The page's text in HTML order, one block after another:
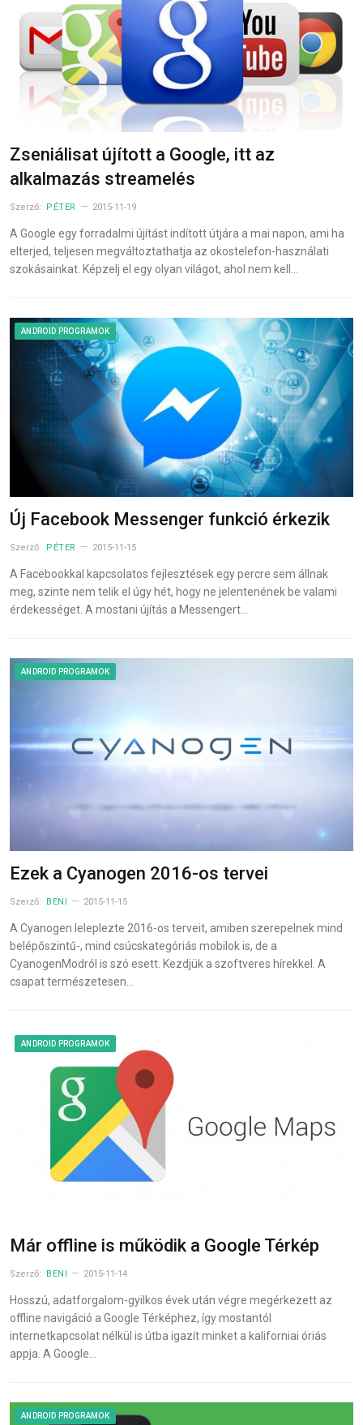
Zseniálisat újított a Google, itt az
alkalmazás streamelés
Szerző: PÉTER 2015-11-19
A Google egy forradalmi újítást indított útjára a mai napon, ami ha
elterjed, teljesen megváltoztathatja az okostelefon-használati
szokásainkat. Képzelj el egy olyan világot, ahol nem kell…
ANDROID PROGRAMOK
Új Facebook Messenger funkció érkezik
Szerző: PÉTER 2015-11-15
A Facebookkal kapcsolatos fejlesztések egy percre sem állnak
meg, szinte nem telik el úgy hét, hogy ne jelentenének be valami
érdekességet. A mostani újítás a Messengert…
ANDROID PROGRAMOK
Ezek a Cyanogen 2016-os tervei
Szerző: BENI 2015-11-15
A Cyanogen leleplezte 2016-os terveit, amiben szerepelnek mind
belépőszintű-, mind csúcskategóriás mobilok is, de a
CyanogenModról is szó esett. Kezdjük a szoftveres hírekkel. A
csapat természetesen…
ANDROID PROGRAMOK
Már offline is működik a Google Térkép
Szerző: BENI 2015-11-14
Hosszú, adatforgalom-gyilkos évek után végre megérkezett az
offline navigáció a Google Térképhez, így mostantól
internetkapcsolat nélkül is útba igazít minket a kaliforniai óriás
appja. A Google…
ANDROID PROGRAMOK